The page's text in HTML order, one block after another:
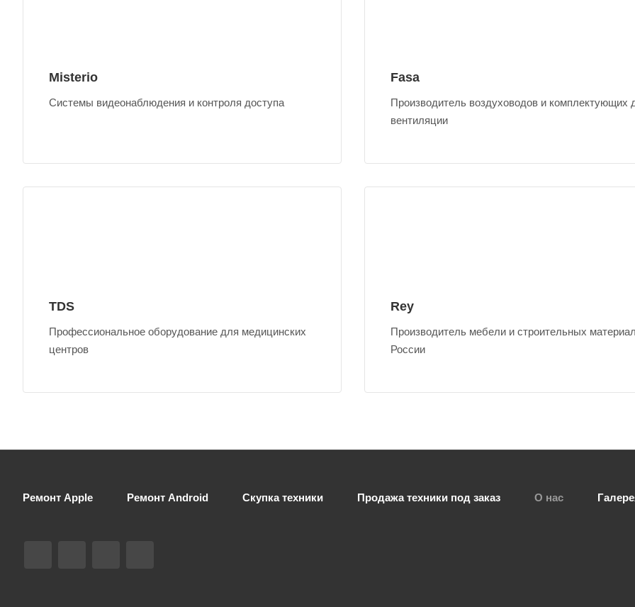
Misterio
Системы видеонаблюдения и контроля доступа
Fasa
Производитель воздуховодов и комплектующих
вентиляции
TDS
Профессиональное оборудование для медицинских
центров
Rey
Производитель мебели и строительных
России
Ремонт Apple Ремонт Android Скупка техники Продажа техники под заказ О нас